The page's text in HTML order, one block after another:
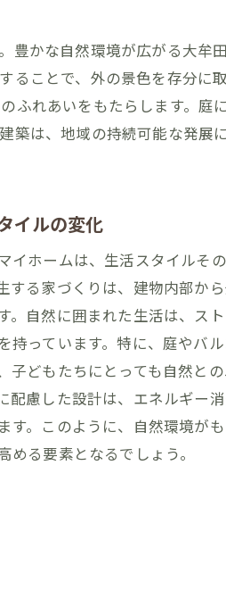
ント
住まいづくり
ト
豊かな自然環境が広がる大牟
ることで、外の景色を存分に
ふれあいをもたらします。庭
築は、地域の持続可能な発展
イルの変化
イホームは、生活スタイルそ
る家づくりは、建物内部から
。自然に囲まれた生活は、ス
持っています。特に、庭やバ
子どもたちにとっても自然と
配慮した設計は、エネルギー消
す。このように、自然環境が
る要素となるでしょう。